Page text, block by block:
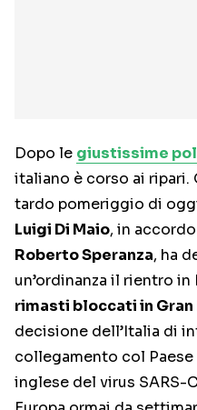
Dopo le giustissime
italiano è corso ai ripari.
tardo pomeriggio di
Luigi Di Maio, in
Roberto Speranza, ha
un’ordinanza il rientro in
rimasti bloccati in Gran
decisione dell’Italia di
collegamento col Paese
inglese del virus SARS-